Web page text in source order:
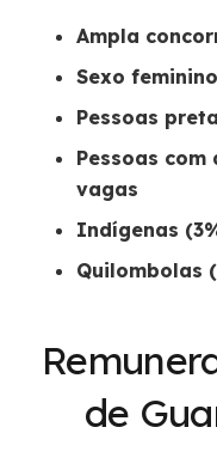
Ampla
Sexo
Pessoas
Pessoas com
vagas
Indígenas
Quilombolas
de